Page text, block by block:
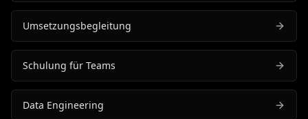
Umsetzungsbegleitung
Schulung für Teams
Data Engineering